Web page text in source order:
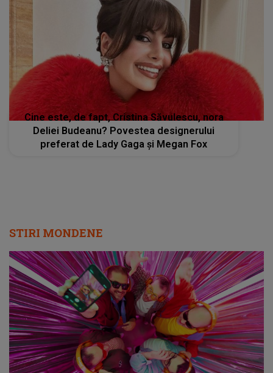
Cine este, de fapt, Cristina Săvulescu, nora
Deliei Budeanu? Povestea designerului
preferat de Lady Gaga și Megan Fox
STIRI MONDENE